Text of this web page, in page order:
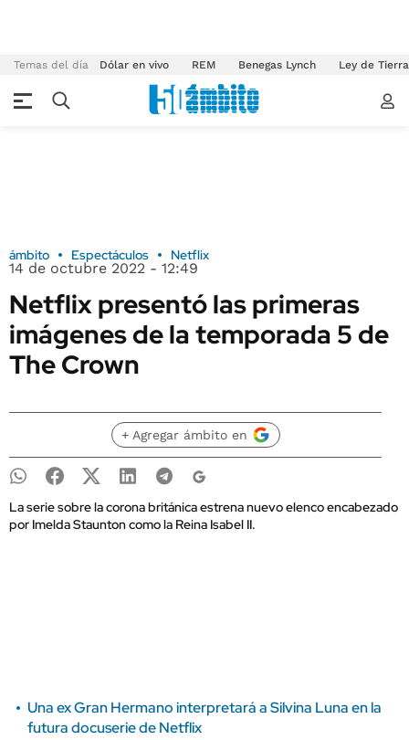
Temas del día Dólar en vivo REM Benegas Lynch Ley de
ámbito Espectáculos Netflix
14 de octubre 2022 - 12:49
Netflix presentó las primeras
imágenes de la temporada 5 de
The Crown
+ Agregar ámbito en
La serie sobre la corona británica estrena nuevo elenco encabezado
por Imelda Staunton como la Reina Isabel II.
Una ex Gran Hermano interpretará a Silvina Luna en la
futura docuserie de Netflix